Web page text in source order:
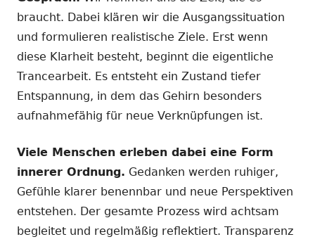
braucht. Dabei klären wir die Ausgangssituation
und formulieren realistische Ziele. Erst wenn
diese Klarheit besteht, beginnt die eigentliche
Trancearbeit. Es entsteht ein Zustand tiefer
Entspannung, in dem das Gehirn besonders
aufnahmefähig für neue Verknüpfungen ist.
Viele Menschen erleben dabei eine Form
innerer Ordnung. Gedanken werden ruhiger,
Gefühle klarer benennbar und neue Perspektiven
entstehen. Der gesamte Prozess wird achtsam
begleitet und regelmäßig reflektiert. Transparenz